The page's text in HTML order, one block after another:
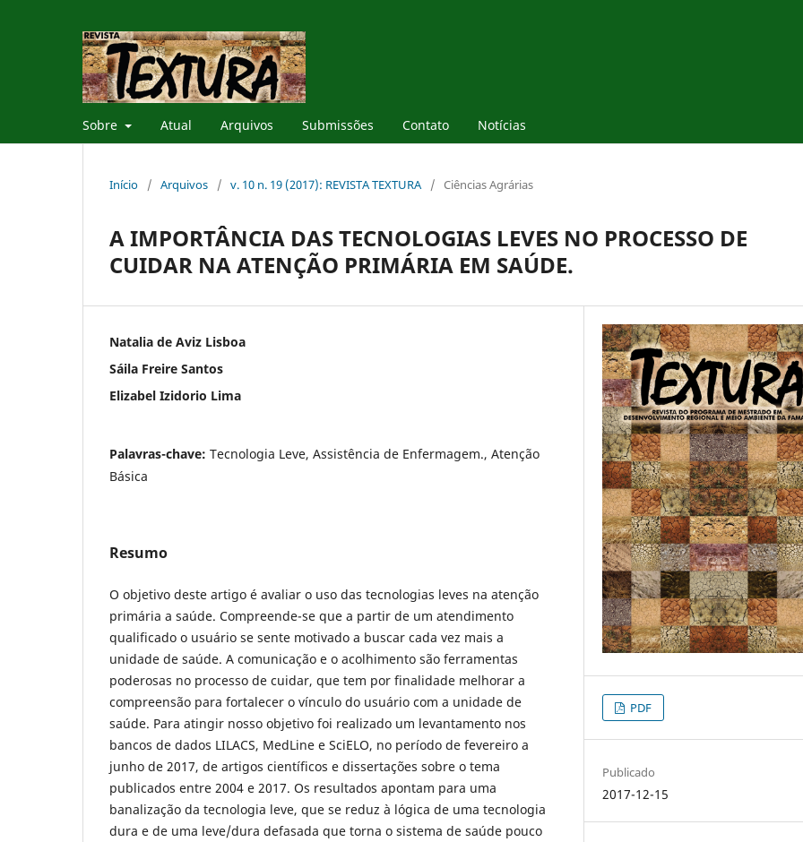
Sobre Atual Arquivos Submissões Contato Notícias
Início / Arquivos / v. 10 n. 19 (2017): REVISTA TEXTURA / Ciências Agrárias
A IMPORTÂNCIA DAS TECNOLOGIAS LEVES NO PROCESSO DE
CUIDAR NA ATENÇÃO PRIMÁRIA EM SAÚDE.
Natalia de Aviz Lisboa
Sáila Freire Santos
Elizabel Izidorio Lima
Palavras-chave: Tecnologia Leve, Assistência de Enfermagem., Atenção
Básica
Resumo
O objetivo deste artigo é avaliar o uso das tecnologias leves na atenção
primária a saúde. Compreende-se que a partir de um atendimento
qualificado o usuário se sente motivado a buscar cada vez mais a
unidade de saúde. A comunicação e o acolhimento são ferramentas
poderosas no processo de cuidar, que tem por finalidade melhorar a
compreensão para fortalecer o vínculo do usuário com a unidade de
saúde. Para atingir nosso objetivo foi realizado um levantamento nos
bancos de dados LILACS, MedLine e SciELO, no período de fevereiro a
junho de 2017, de artigos científicos e dissertações sobre o tema
publicados entre 2004 e 2017. Os resultados apontam para uma
banalização da tecnologia leve, que se reduz à lógica de uma tecnologia
dura e de uma leve/dura defasada que torna o sistema de saúde pouco
PDF
Publicado
2017-12-15